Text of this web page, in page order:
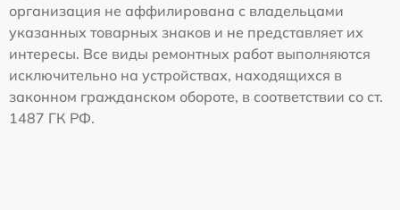
организация не аффилирована с владельцами
указанных товарных знаков и не представляет их
интересы. Все виды ремонтных работ выполняются
исключительно на устройствах, находящихся в
законном гражданском обороте, в соответствии со ст.
1487 ГК РФ.